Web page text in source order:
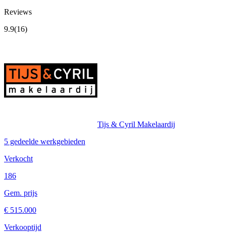
Reviews
9.9(16)
Tijs & Cyril Makelaardij
5 gedeelde werkgebieden
Verkocht
186
Gem. prijs
€ 515.000
Verkooptijd